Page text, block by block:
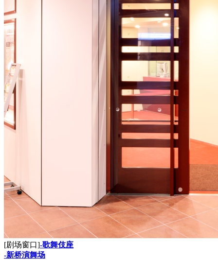
[剧场窗口]-歌舞伎座
-新桥演舞场